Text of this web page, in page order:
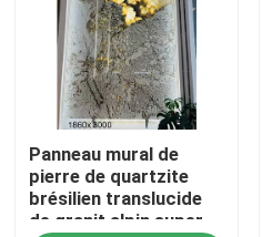
Pierre polie de granit
Pierre flambée de granit
Dalle en pierre de marbre
tuile en pierre de marbre
Panneau mural de
pierre de quartzite
brésilien translucide
de granit alpin super